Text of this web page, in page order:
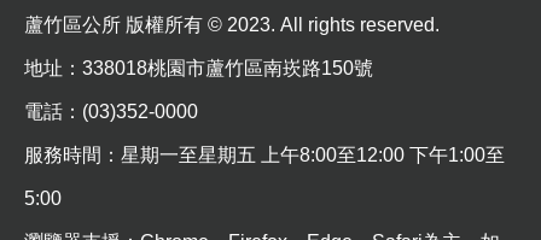
策
政
府
站
資
料
蘆竹區公所 版權所有 © 2023. All rights reserved.
地址 ：338018桃園市蘆竹區南崁路150號
電話：(03)352-0000
服務時間：星期一至星期五 上午8:00至12:00 下午1:00至
5:00